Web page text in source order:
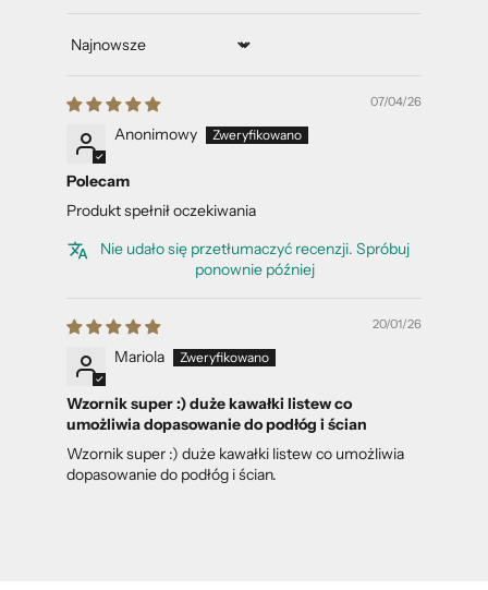
Sort by
07/04/26
Anonimowy
Polecam
Produkt spełnił oczekiwania
Nie udało się przetłumaczyć recenzji. Spróbuj
ponownie później
20/01/26
Mariola
Wzornik super :) duże kawałki listew co
umożliwia dopasowanie do podłóg i ścian
Wzornik super :) duże kawałki listew co umożliwia
dopasowanie do podłóg i ścian.